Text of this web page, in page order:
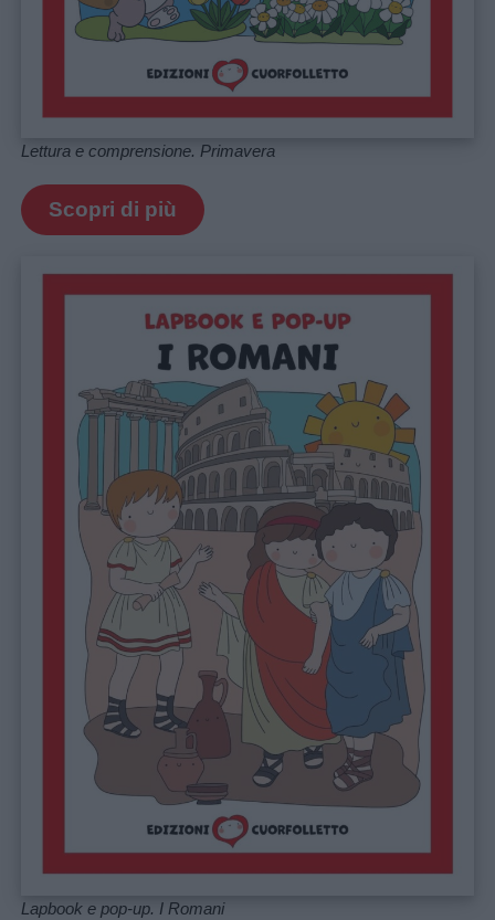
Lettura e comprensione. Primavera
Scopri di più
Lapbook e pop-up. I Romani